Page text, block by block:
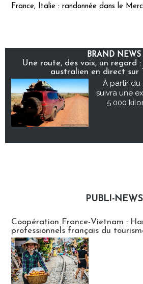
France, Italie : randonnée dans le
BRAND NEWS
Une route, des voix, un regard
australien en direct sur
À partir du
suivra une
5 000
PUBLI-NEWS
Coopération France-Vietnam :
professionnels français du